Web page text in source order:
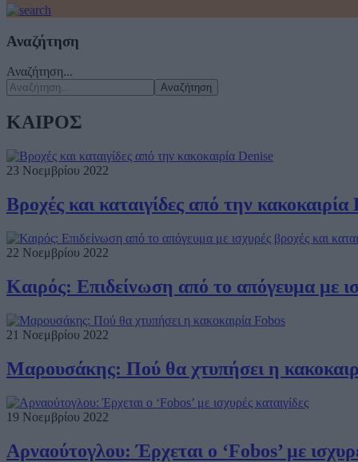
Αναζήτηση
Αναζήτηση...
Αναζήτηση
ΚΑΙΡΟΣ
23 Νοεμβρίου 2022
Βροχές και καταιγίδες από την κακοκαιρία
22 Νοεμβρίου 2022
Καιρός: Επιδείνωση από το απόγευμα με
21 Νοεμβρίου 2022
Μαρουσάκης: Πού θα χτυπήσει η
19 Νοεμβρίου 2022
Αρναούτογλου: Έρχεται ο ‘Fobos’ με